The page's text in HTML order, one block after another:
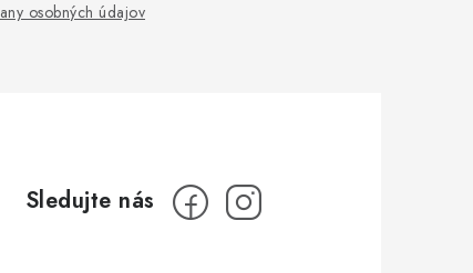
osobných údajov